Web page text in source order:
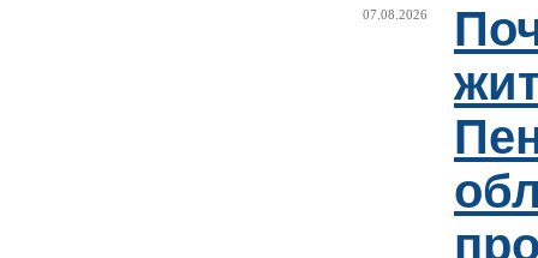
07.08.2026